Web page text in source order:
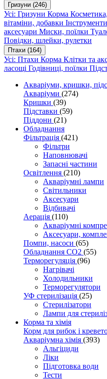
Гризуни (246)
Усі: Гризуни Корма
вітаміни, добавки
аксесуари Миски, поїлки
Повідки, шлейки, рулетки
Птахи (164)
Усі: Птахи Корма Клітки та
ласощі Годівниці, поїлки
Акваріуми, кришки,
Акваріуми (274)
Кришки (39)
Підставки (59)
Піддони (21)
Обладнання
Фільтрація (421)
Фільтри
Наповнювачі
Запасні частини
Освітлення (210)
Акваріумні лампи
Світильники
Аксесуари
Відбивачі
Аерація (110)
Акваріумні
Аксесуари,
Помпи, насоси (65)
Обладнання CO2 (55)
Терморегуляція (96)
Нагрівачі
Холодильники
Терморегулятори
УФ стерилізація (25)
Стерилізатори
Лампи для
Корма та хімія
Корм для рибок і
Акваріумна хімія (393)
Альгіциди
Ліки
Підготовка води
Тести